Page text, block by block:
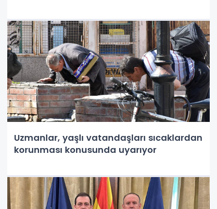
Uzmanlar, yaşlı vatandaşları sıcaklardan
korunması konusunda uyarıyor